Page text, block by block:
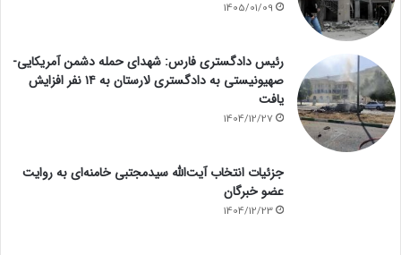
1405/01/09
رئیس دادگستری فارس: شهدای حمله دشمن آمریکایی-
صهیونیستی به دادگستری لارستان به ۱۴ نفر افزایش
یافت
1404/12/27
جزئیات انتخاب آیت‌الله سیدمجتبی خامنه‌ای به روایت
عضو خبرگان
1404/12/23